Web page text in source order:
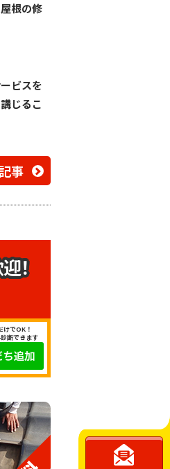
根の修
ビスを
じるこ
事
！
けでOK！
断できます